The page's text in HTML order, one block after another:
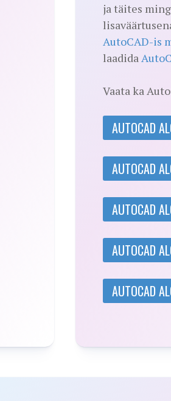
ja täites
AutoCAD-is
laadida
Vaata ka
AUTOCAD
AUTOCAD
AUTOCAD
AUTOCAD
AUTOCAD